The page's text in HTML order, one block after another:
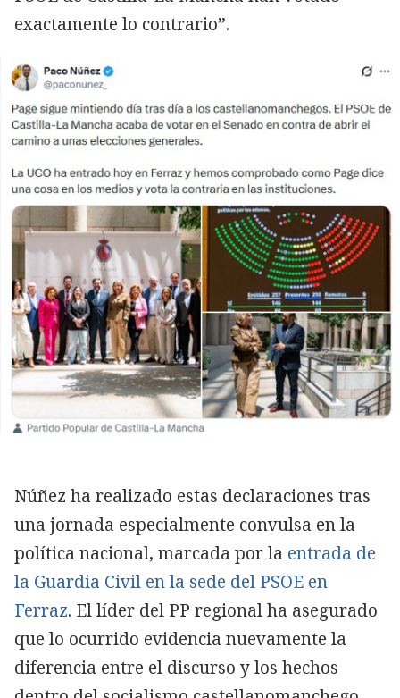
exactamente lo contrario”.
Núñez ha realizado estas declaraciones tras
una jornada especialmente convulsa en la
política nacional, marcada por la entrada de
la Guardia Civil en la sede del PSOE en
Ferraz. El líder del PP regional ha asegurado
que lo ocurrido evidencia nuevamente la
diferencia entre el discurso y los hechos